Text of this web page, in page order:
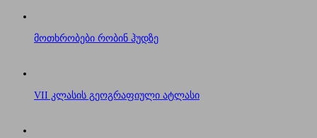
მოთხრობები რობინ ჰუდზე
VII კლასის გეოგრაფიული ატლასი